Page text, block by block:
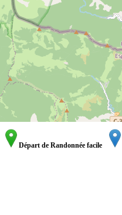
Départ de Randonnée facile